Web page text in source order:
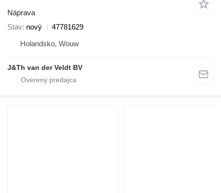
Náprava
Stav nový
47781629
Holandsko, Wouw
J&Th van der Veldt BV